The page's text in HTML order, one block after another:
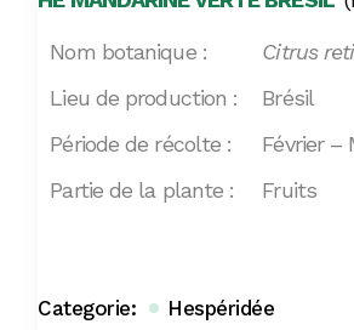
Nom botanique :
Citrus
Lieu de production :
Brésil
Période de récolte :
Février –
Partie de la plante :
Fruits
Categorie: Hespéridée